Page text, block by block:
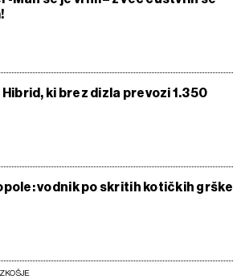
ki brez dizla prevozi 1.350
vodnik po skritih kotičkih grške